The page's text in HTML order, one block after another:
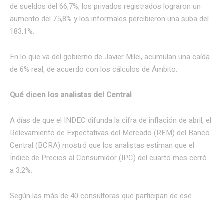
de sueldos del 66,7%, los privados registrados lograron un
aumento del 75,8% y los informales percibieron una suba del
183,1%.
En lo que va del gobierno de Javier Milei, acumulan una caída
de 6% real, de acuerdo con los cálculos de Ámbito.
Qué dicen los analistas del Central
A días de que el INDEC difunda la cifra de inflación de abril, el
Relevamiento de Expectativas del Mercado (REM) del Banco
Central (BCRA) mostró que los analistas estiman que el
Índice de Precios al Consumidor (IPC) del cuarto mes cerró
a 3,2%.
Según las más de 40 consultoras que participan de ese